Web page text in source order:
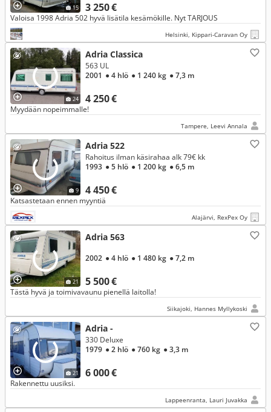
15 3 250 €
Valoisa 1998 Adria 502 hyvä lisätila kesämökille. Nyt TARJOUS
Helsinki, Kippari-Caravan Oy
24
Adria Classica
4 250 €
563 UL
2001 ● 4 hlö ● 1 240 kg ● 7,3 m
Myydään nopeimmalle!
Tampere, Leevi Annala
9
Adria 522
4 450 €
Rahoitus ilman käsirahaa alk 79€ kk
1993 ● 5 hlö ● 1 200 kg ● 6,5 m
Katsastetaan ennen myyntiä
Alajärvi, RexPex Oy
21
Adria 563
5 500 €
2002 ● 4 hlö ● 1 480 kg ● 7,2 m
Tästä hyvä ja toimivavaunu pienellä laitolla!
Siikajoki, Hannes Myllykoski
21
Adria -
6 000 €
330 Deluxe
1979 ● 2 hlö ● 760 kg ● 3,3 m
Rakennettu uusiksi.
Lappeenranta, Lauri Juvakka